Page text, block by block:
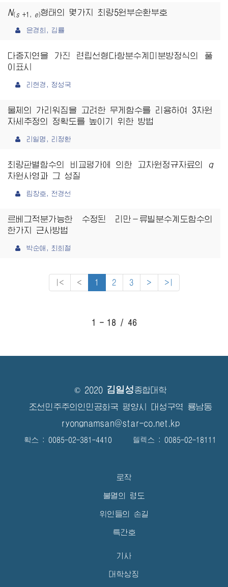
N( s +1, e)형태의 몇가지 최량5원부순환부호
은경희, 김률
다중지연을 가진 련립선형다항분수계미분방정식의 풀
이표시
리현경, 정성국
물체의 가리워짐을 고려한 무게함수를 리용하여 3차원
자세추정의 정확도를 높이기 위한 방법
리일명, 리정환
최량판별함수의 비교평가에 의한 고차원정규자료의
q
차원사영과 그 성질
림창호, 전경선
르베그적분가능한 수정된 리만－류빌분수계도함수의
한가지 근사방법
박순애, 최희철
|< < 1 2 3 > >|
1 - 18 / 46
© 2020 김일성종합대학
조선민주주의인민공화국 평양시 대성구역 룡남동
ryongnamsan@star-co.net.kp
확스 : 0085-02-381-4410 텔렉스 : 0085-02-18111
로작
불멸의 령도
위인들의 손길
특간호
기사
대학상징